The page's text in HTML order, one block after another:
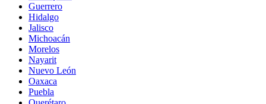
Guerrero
Hidalgo
Jalisco
Michoacán
Morelos
Nayarit
Nuevo León
Oaxaca
Puebla